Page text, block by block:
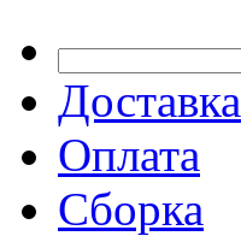
Доставка
Оплата
Сборка